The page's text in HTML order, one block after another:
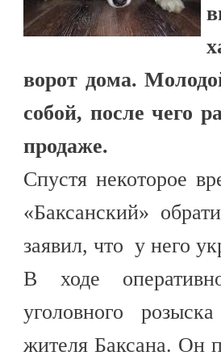
ворот дома.
собой, после чего
продаже.
Спустя некоторое
«Баксанский»
заявил, что у него
В ходе
уголовного
жителя Баксана. Он